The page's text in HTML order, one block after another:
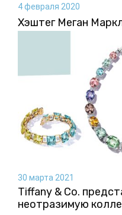
4 февраля 2020
Хэштег Меган
30 марта 2021
Tiffany & Co.
неотразимую